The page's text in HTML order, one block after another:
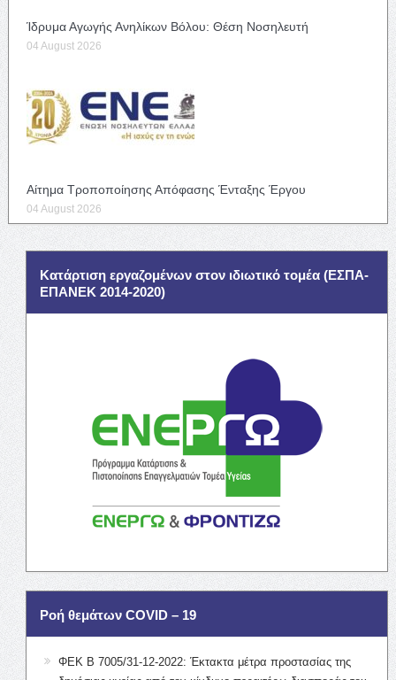
Ίδρυμα Αγωγής Ανηλίκων Βόλου: Θέση Νοσηλευτή
04 August 2026
Αίτημα Τροποποίησης Απόφασης Ένταξης Έργου
04 August 2026
Κατάρτιση εργαζομένων στον ιδιωτικό τομέα (ΕΣΠΑ-
ΕΠΑΝΕΚ 2014-2020)
Ροή θεμάτων COVID – 19
ΦΕΚ Β 7005/31-12-2022: Έκτακτα μέτρα προστασίας της